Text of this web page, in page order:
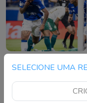
SELECIONE UMA